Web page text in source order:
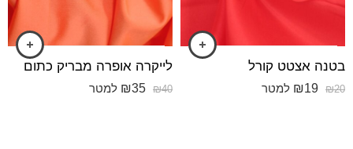
בטנה אצטט קורל
₪20
₪19 למטר
לייקרה אופרה מבריק כתום
₪40
₪35 למטר